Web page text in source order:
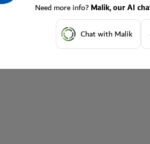
Need more info?Malik, our AI
Chat with Malik